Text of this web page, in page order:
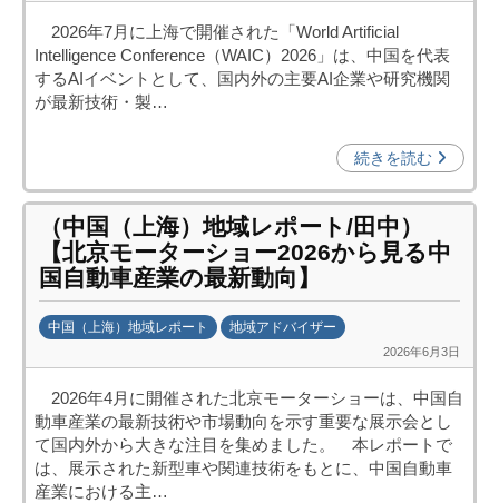
日
投
機
構
i
)
2026年7月に上海で開催された「World Artificial
Intelligence Conference（WAIC）2026」は、中国を代表
するAIイベントとして、国内外の主要AI企業や研究機関
が最新技術・製…
続きを読む
（中国（上海）地域レポート/田中）
【北京モーターショー2026から見る中
国自動車産業の最新動向】
中国（上海）地域レポート 地域アドバイザー
2026年6月3日
日
中
投
資
2026年4月に開催された北京モーターショーは、中国自
動車産業の最新技術や市場動向を示す重要な展示会とし
て国内外から大きな注目を集めました。 本レポートで
は、展示された新型車や関連技術をもとに、中国自動車
産業における主…